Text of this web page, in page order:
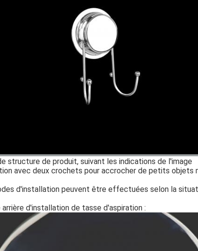
structure de produit, suivant les indications de l'image
avec deux crochets pour accrocher de petits objets
d'installation peuvent être effectuées selon la
d'installation de tasse d'aspiration :